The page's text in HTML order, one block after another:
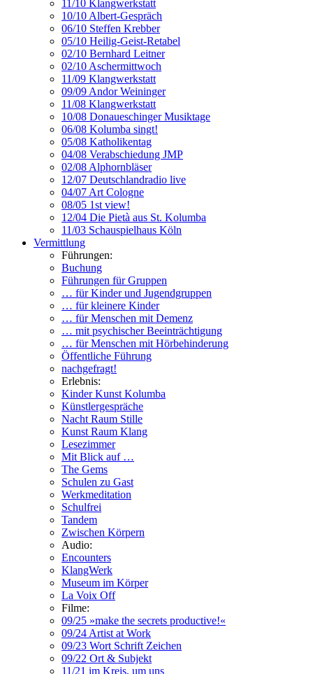
11/10 Klangwerkstatt
10/10 Albert-Gespräch
06/10 Steffen Krebber
05/10 Heilig-Geist-Retabel
02/10 Bernhard Leitner
02/10 Aschermittwoch
11/09 Klangwerkstatt
09/09 Andor Weininger
11/08 Klangwerkstatt
10/08 Donaueschinger Musiktage
06/08 Kolumba singt!
05/08 Katholikentag
04/08 Verabschiedung JMP
02/08 Alphornbläser
12/07 Deutschlandradio live
04/07 Art Cologne
08/05 1st view!
12/04 Die Pietà aus St. Kolumba
11/03 Schauspielhaus Köln
Vermittlung
Führungen:
Buchung
Führungen für Gruppen
… für Kinder und Jugendgruppen
… für kleinere Kinder
… für Menschen mit Demenz
… mit psychischer Beeinträchtigung
… für Menschen mit Hörbehinderung
Öffentliche Führung
nachgefragt!
Erlebnis:
Kinder Kunst Kolumba
Künstlergespräche
Nacht Raum Stille
Kunst Raum Klang
Lesezimmer
Mit Blick auf …
The Gems
Schulen zu Gast
Werkmeditation
Schulfrei
Tandem
Zwischen Körpern
Audio:
Encounters
KlangWerk
Museum im Körper
La Voix Off
Filme:
09/25 »make the secrets productive!«
09/24 Artist at Work
09/23 Wort Schrift Zeichen
09/22 Ort & Subjekt
11/21 im Kreis, um uns